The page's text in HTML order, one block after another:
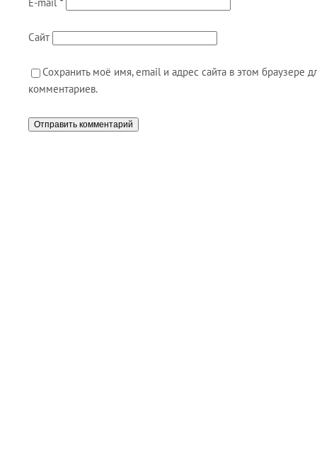
Сайт
Сохранить моё имя, email и адрес сайта в этом браузере
комментариев.